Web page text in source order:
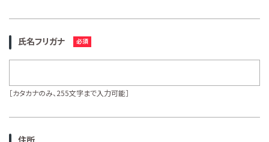
氏名フリガナ
［カタカナのみ、255文字まで入力可能］
住所